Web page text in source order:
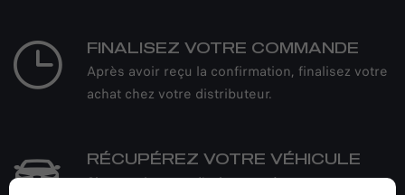
FINALISEZ VOTRE COMMANDE
Après avoir reçu la confirmation, finalisez votre
achat chez votre distributeur.
RÉCUPÉREZ VOTRE VÉHICULE
Si vous changez d'avis, vous êtes